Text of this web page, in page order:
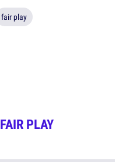
fair play
FAIR PLAY